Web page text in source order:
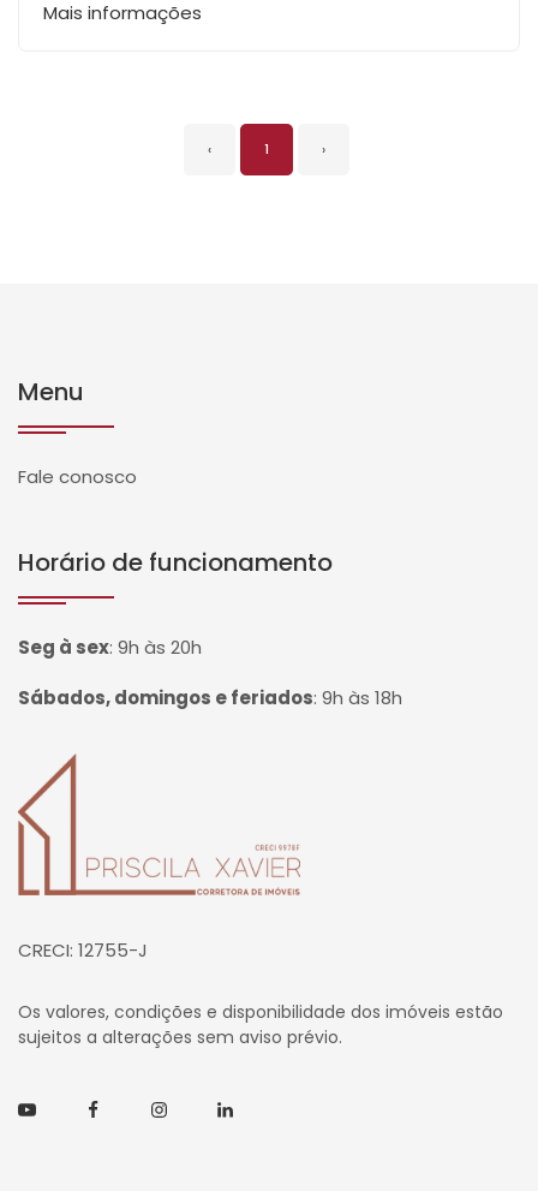
Mais informações
‹ 1 ›
Menu
Fale conosco
Horário de funcionamento
Seg à sex: 9h às 20h
Sábados, domingos e feriados: 9h às 18h
Página inicial
CRECI: 12755-J
Os valores, condições e disponibilidade dos imóveis estão
sujeitos a alterações sem aviso prévio.
YoutubeFacebookInstagramLinkedin